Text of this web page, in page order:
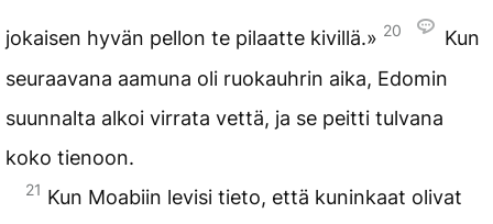
jokaisen hyvän pellon te pilaatte kivillä.» 20
Kun
seuraavana aamuna oli ruokauhrin aika, Edomin
suunnalta alkoi virrata vettä, ja se peitti tulvana
koko tienoon.
21 Kun Moabiin levisi tieto, että kuninkaat olivat